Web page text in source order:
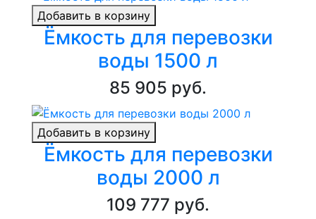
Добавить в корзину
Ёмкость для перевозки
воды 1500 л
85 905 руб.
Добавить в корзину
Ёмкость для перевозки
воды 2000 л
109 777 руб.